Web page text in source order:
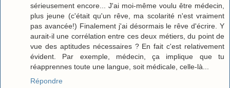
sérieusement encore... J'ai moi-même voulu être médecin,
plus jeune (c'était qu'un rêve, ma scolarité n'est vraiment
pas avancée!) Finalement j'ai désormais le rêve d'écrire. Y
aurait-il une corrélation entre ces deux métiers, du point de
vue des aptitudes nécessaires ? En fait c'est relativement
évident. Par exemple, médecin, ça implique que tu
réapprennes toute une langue, soit médicale, celle-là...
Répondre